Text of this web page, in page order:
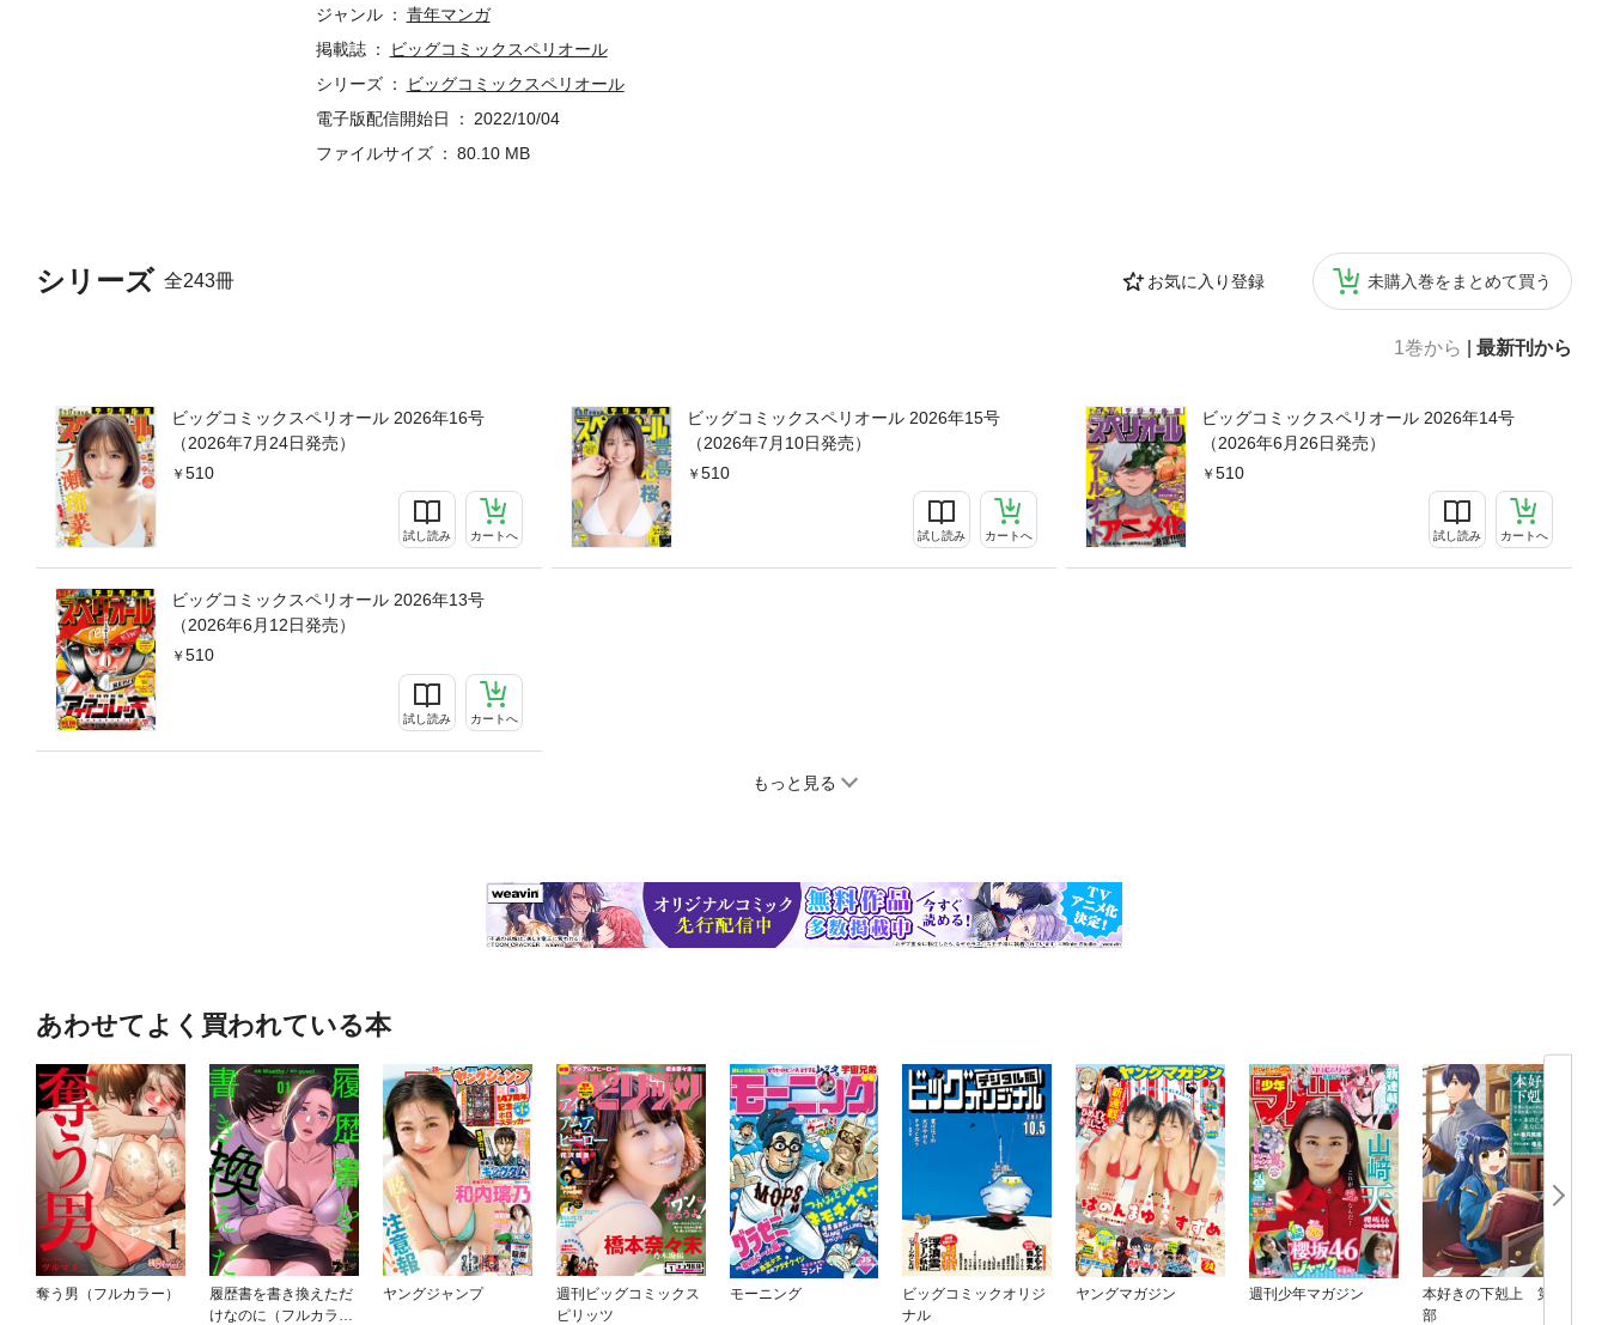
シリーズ 全243冊 お気に入り登録 未購入巻をまとめて買う
1巻から 最新刊から
ビッグコミックスペリオール 2026年16号
（2026年7月24日発売）
510
試し読み カートへ
ビッグコミックスペリオール 2026年15号
（2026年7月10日発売）
510
試し読み カートへ
ビッグコミックスペリオール 2026年14号
（2026年6月26日発売）
510
試し読み カートへ
ビッグコミックスペリオール 2026年13号
（2026年6月12日発売）
510
試し読み カートへ
もっと見る
ジャンル
青年マンガ
掲載誌
ビッグコミックスペリオール
シリーズ
ビッグコミックスペリオール
電子版配信開始日
2022/10/04
ファイルサイズ
80.10 MB
あわせてよく買われている本
奪う男（フルカラー）
履歴書を書き換えただ
けなのに（フルカラ
ヤングジャンプ
週刊ビッグコミックス
ピリッツ
モーニング
ビッグコミックオリジ
ナル
ヤングマガジン 週刊少年マガジン
本好きの下剋上 第二
部